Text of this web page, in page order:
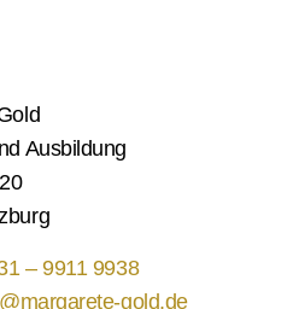
Ausbildung
– 9911 9938
gold.de